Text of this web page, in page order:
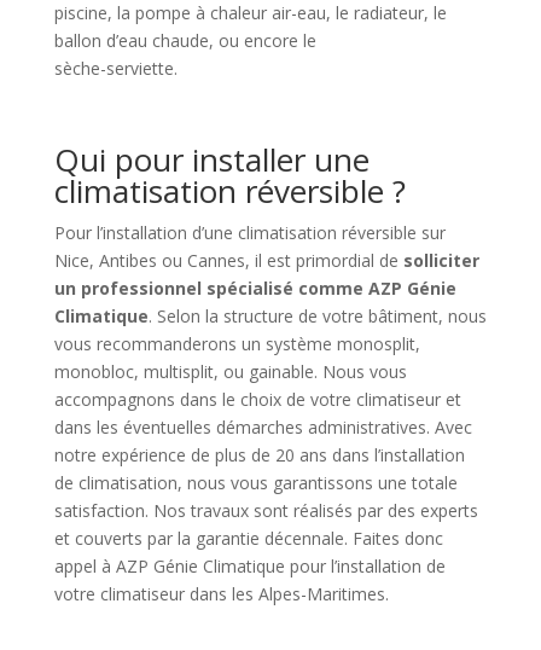
piscine, la pompe à chaleur air-eau, le radiateur, le
ballon d’eau chaude, ou encore le
sèche-serviette.
Qui pour installer une
climatisation réversible ?
Pour l’installation d’une climatisation réversible sur
Nice, Antibes ou Cannes, il est primordial de solliciter
un professionnel spécialisé comme AZP Génie
Climatique. Selon la structure de votre bâtiment, nous
vous recommanderons un système monosplit,
monobloc, multisplit, ou gainable. Nous vous
accompagnons dans le choix de votre climatiseur et
dans les éventuelles démarches administratives. Avec
notre expérience de plus de 20 ans dans l’installation
de climatisation, nous vous garantissons une totale
satisfaction. Nos travaux sont réalisés par des experts
et couverts par la garantie décennale. Faites donc
appel à AZP Génie Climatique pour l’installation de
votre climatiseur dans les Alpes-Maritimes.